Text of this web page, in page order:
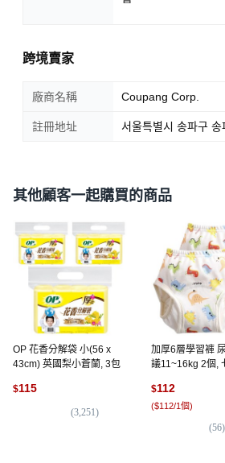
跨境賣家
廠商名稱 Coupang Corp.
註冊地址 서울특별시 송파구
其他顧客一起購買的商品
OP 花香分解袋 小(56 x
43cm) 英國梨小蒼蘭, 3包
$115
(3,251)
加厚6層學習褲
議11~16kg 2個,
$112
($112/1個)
(56)